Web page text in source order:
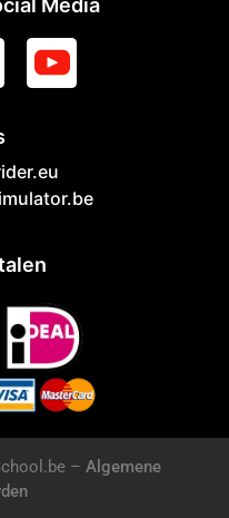
Media
– Algemene